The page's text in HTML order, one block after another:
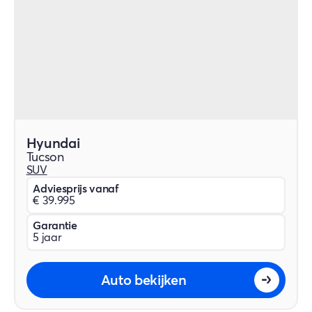
Hyundai
Tucson
SUV
Adviesprijs vanaf
€ 39.995
Garantie
5 jaar
Auto bekijken